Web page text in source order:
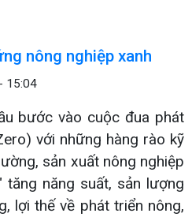
nông nghiệp xanh
15:04
bước vào cuộc đua phát
với những hàng rào kỹ
sản xuất nông nghiệp
tăng năng suất, sản lượng
lợi thế về phát triển nông,